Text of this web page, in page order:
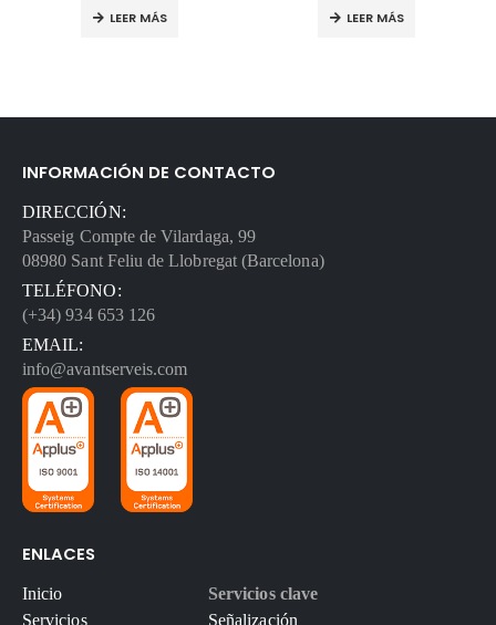
LEER MÁS LEER MÁS
INFORMACIÓN DE CONTACTO
DIRECCIÓN:
Passeig Compte de Vilardaga, 99
08980 Sant Feliu de Llobregat (Barcelona)
TELÉFONO:
(+34) 934 653 126
EMAIL:
info@avantserveis.com
ENLACES
Inicio
Servicios
Servicios clave
Señalización